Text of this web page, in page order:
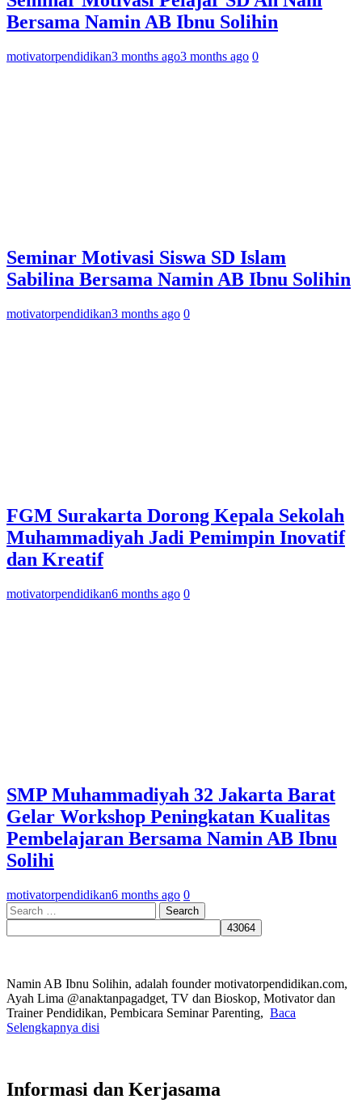
Bersama Namin AB Ibnu Solihin
motivatorpendidikan3 months ago3 months ago 0
Seminar Motivasi Siswa SD Islam
Sabilina Bersama Namin AB Ibnu Solihin
motivatorpendidikan3 months ago 0
FGM Surakarta Dorong Kepala Sekolah
Muhammadiyah Jadi Pemimpin Inovatif
dan Kreatif
motivatorpendidikan6 months ago 0
SMP Muhammadiyah 32 Jakarta Barat
Gelar Workshop Peningkatan Kualitas
Pembelajaran Bersama Namin AB Ibnu
Solihi
motivatorpendidikan6 months ago 0
Search
for:
Namin AB Ibnu Solihin, adalah founder motivatorpendidikan.com,
Ayah Lima @anaktanpagadget, TV dan Bioskop, Motivator dan
Trainer Pendidikan, Pembicara Seminar Parenting, Baca
Selengkapnya disi
Informasi dan Kerjasama